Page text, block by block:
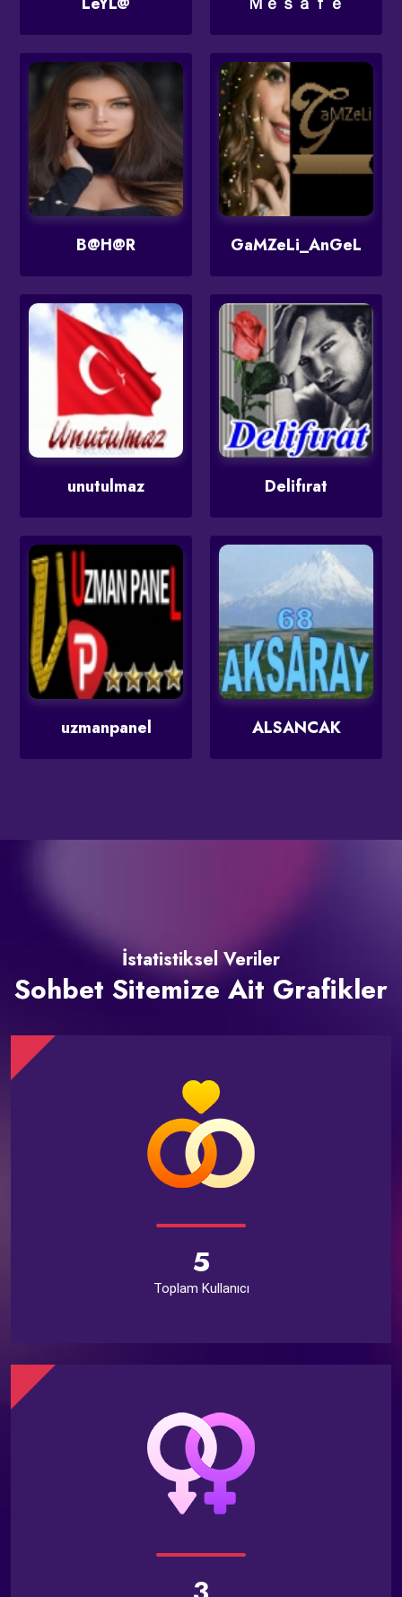
B@H@R GaMZeLi_AnGeL
unutulmaz Delifırat
uzmanpanel ALSANCAK
İstatistiksel Veriler
Sohbet Sitemize Ait Grafikler
5
Toplam Kullanıcı